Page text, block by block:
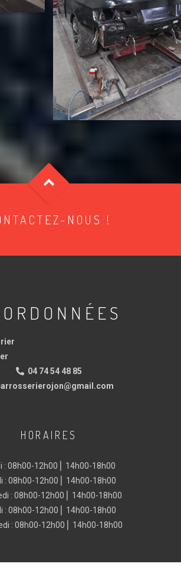
NOUS !
04 74 54 48 85
HORAIRES
: 08h00-12h00 ⎜ 14h00-18h00
: 08h00-12h00 ⎜ 14h00-18h00
: 08h00-12h00 ⎜ 14h00-18h00
: 08h00-12h00 ⎜ 14h00-18h00
: 08h00-12h00 ⎜ 14h00-18h00